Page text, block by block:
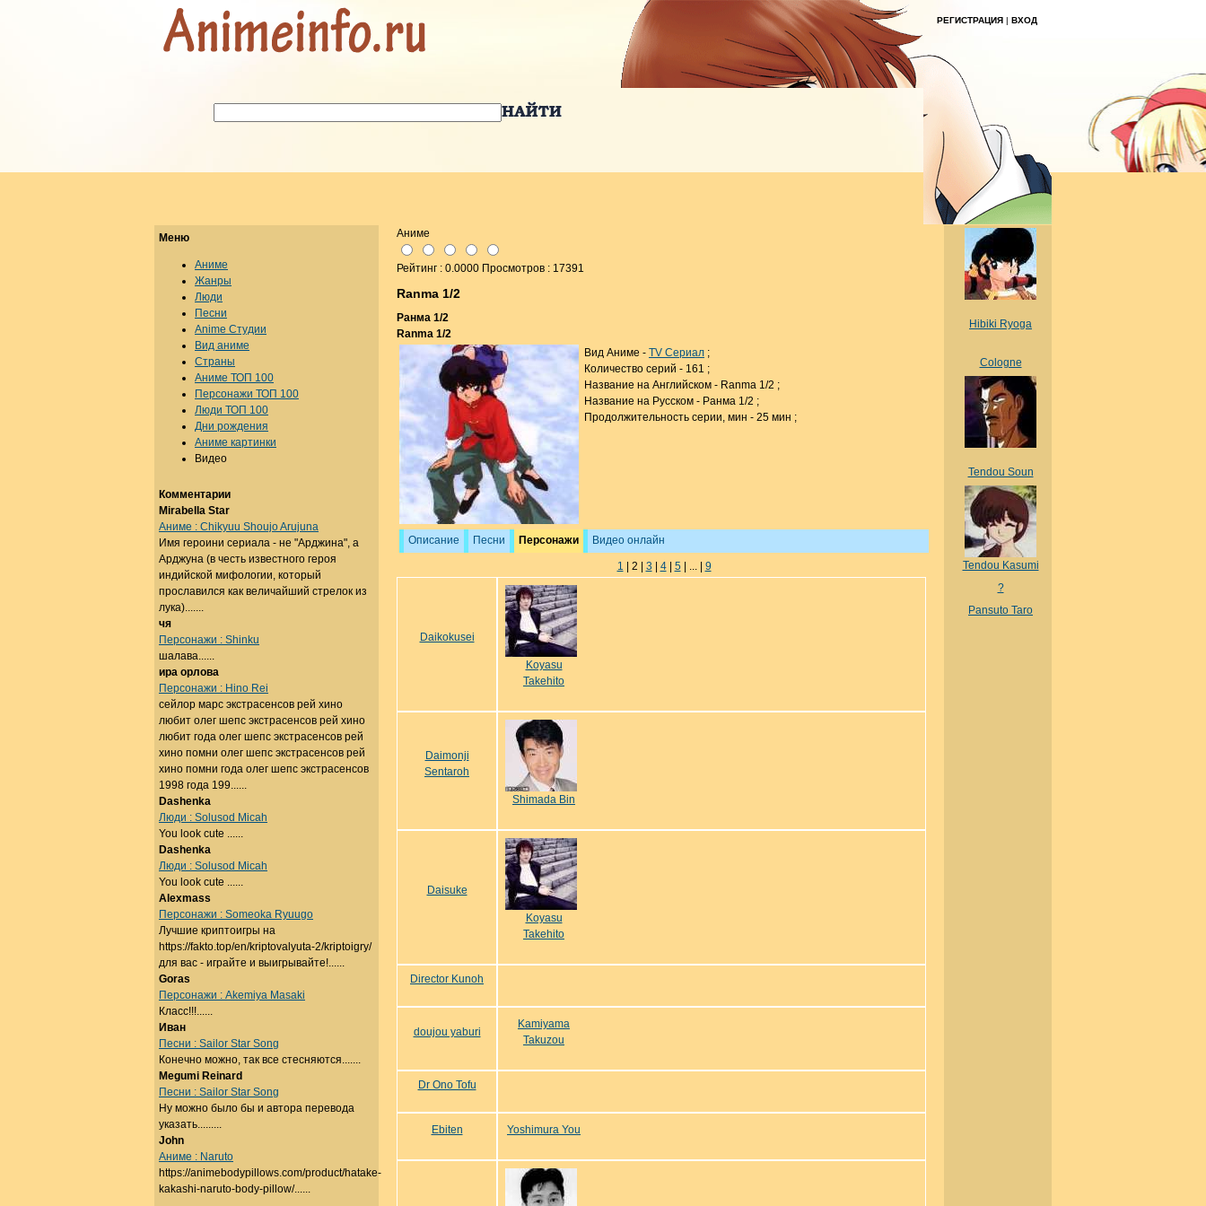
РЕГИСТРАЦИЯ | ВХОД
Аниме
Рейтинг : 0.0000 Просмотров : 17391
Ranma 1/2
Ранма 1/2
Ranma 1/2
Вид Аниме - TV Сериал ;
Количество серий - 161 ;
Название на Английском - Ranma 1/2 ;
Название на Русском - Ранма 1/2 ;
Продолжительность серии, мин - 25 мин ;
Описание Песни Персонажи Видео онлайн
1 | 2 | 3| 4| 5| ... | 9
Daikokusei
Koyasu
Takehito
Daimonji
Sentaroh
Shimada Bin
Daisuke
Koyasu
Takehito
Director Kunoh
doujou yaburi
Kamiyama
Takuzou
Dr Ono Tofu
Ebiten Yoshimura You
Меню
Аниме
Жанры
Люди
Песни
Anime Студии
Вид аниме
Страны
Аниме ТОП 100
Персонажи ТОП 100
Люди ТОП 100
Дни рождения
Аниме картинки
Видео
Комментарии
Mirabella Star
Аниме : Chikyuu Shoujo Arujuna
Имя героини сериала - не "Арджина", а
Арджуна (в честь известного героя
индийской мифологии, который
прославился как величайший стрелок из
лука).......
чя
Персонажи : Shinku
шалава......
ира орлова
Персонажи : Hino Rei
сейлор марс экстрасенсов рей хино
любит олег шепс экстрасенсов рей хино
любит года олег шепс экстрасенсов рей
хино помни олег шепс экстрасенсов рей
хино помни года олег шепс экстрасенсов
1998 года 199......
Dashenka
Люди : Solusod Micah
You look cute ......
Dashenka
Люди : Solusod Micah
You look cute ......
Alexmass
Персонажи : Someoka Ryuugo
Лучшие криптоигры на
https://fakto.top/en/kriptovalyuta-2/kriptoigry/
для вас - играйте и выигрывайте!......
Goras
Персонажи : Akemiya Masaki
Класс!!!......
Иван
Песни : Sailor Star Song
Конечно можно, так все стесняются.......
Megumi Reinard
Песни : Sailor Star Song
Ну можно было бы и автора перевода
указать.........
John
Аниме : Naruto
https://animebodypillows.com/product/hatake-
kakashi-naruto-body-pillow/......
Hibiki Ryoga
Cologne
Tendou Soun
Tendou Kasumi
?
Pansuto Taro